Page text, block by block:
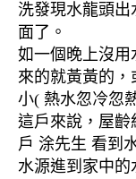
洗發現水龍頭
面了。
如一個晚上沒用
來的就黃黃的
小( 熱水忽冷忽
這戶來說，屋齡
戶 涂先生 看到
水源進到家中